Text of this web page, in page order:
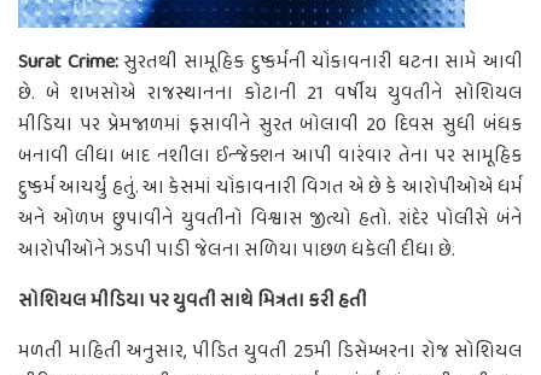
Surat Crime:સુરતથી સામૂહિક દુષ્કર્મની ચોંકાવનારી ઘટના સામે આવી
છે. બે શખસોએ રાજસ્થાનના કોટાની 21 વર્ષીય યુવતીને સોશિયલ
મીડિયા પર પ્રેમજાળમાં ફસાવીને સુરત બોલાવી 20 દિવસ સુધી બંધક
બનાવી લીધા બાદ નશીલા ઈન્જેક્શન આપી વારંવાર તેના પર સામૂહિક
દુષ્કર્મ આચર્યું હતું. આ કેસમાં ચોંકાવનારી વિગત એ છે કે આરોપીઓએ ધર્મ
અને ઓળખ છુપાવીને યુવતીનો વિશ્વાસ જીત્યો હતો. રાંદેર પોલીસે બંને
આરોપીઓને ઝડપી પાડી જેલના સળિયા પાછળ ધકેલી દીધા છે.
સોશિયલ મીડિયા પર યુવતી સાથે મિત્રતા કરી હતી
મળતી માહિતી અનુસાર, પીડિત યુવતી 25મી ડિસેમ્બરના રોજ સોશિયલ